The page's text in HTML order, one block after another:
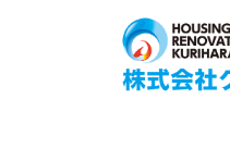
: Undefined array key 0 in
: Attempt to read property